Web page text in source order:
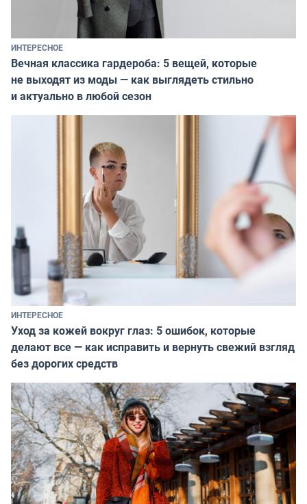
ИНТЕРЕСНОЕ
Вечная классика гардероба: 5 вещей, которые
не выходят из моды — как выглядеть стильно
и актуально в любой сезон
ИНТЕРЕСНОЕ
Уход за кожей вокруг глаз: 5 ошибок, которые
делают все — как исправить и вернуть свежий взгляд
без дорогих средств